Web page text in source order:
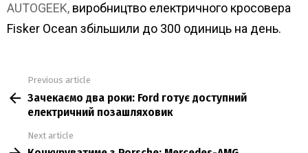
AUTOGEEK, виробництво електричного кросовера
Fisker Ocean збільшили до 300 одиниць на день.
more
Previous article
Зачекаємо два роки: Ford готує доступний
електричний позашляховик
Next article